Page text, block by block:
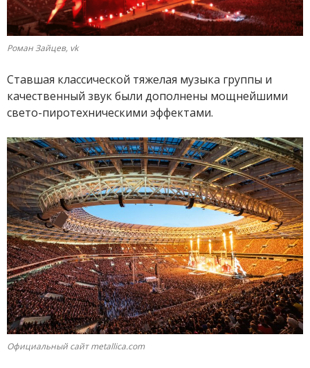
Роман Зайцев, vk
Ставшая классической тяжелая музыка группы и
качественный звук были дополнены мощнейшими
свето-пиротехническими эффектами.
Официальный сайт metallica.com